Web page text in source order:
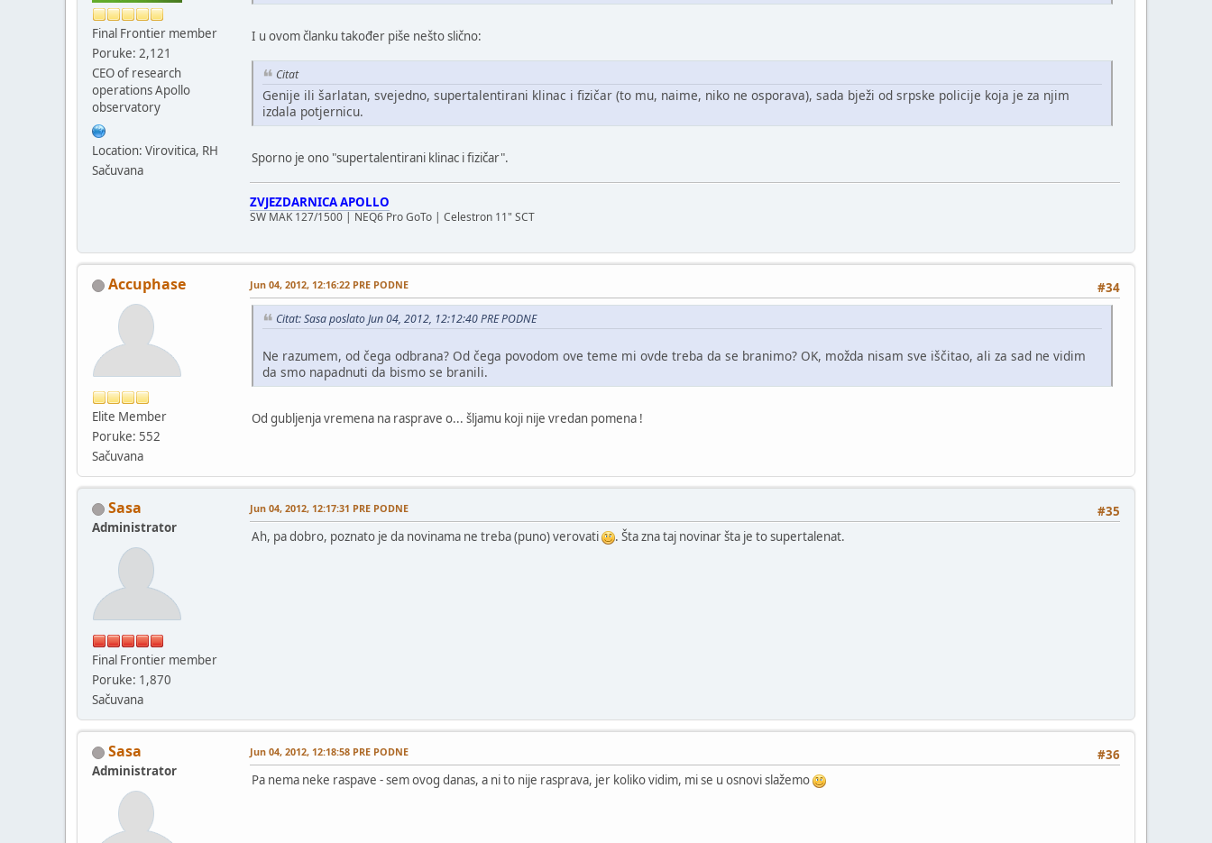
Final Frontier member
Poruke: 2,121
CEO of research
operations Apollo
observatory
Location: Virovitica, RH
Sačuvana
I u ovom članku također piše nešto slično:
Citat
Genije ili šarlatan, svejedno, supertalentirani klinac i fizičar (to mu, naime, niko ne osporava), sada bježi od srpske policije koja je za njim
izdala potjernicu.
Sporno je ono "supertalentirani klinac i fizičar".
ZVJEZDARNICA APOLLO
SW MAK 127/1500 | NEQ6 Pro GoTo | Celestron 11" SCT
Accuphase
Elite Member
Poruke: 552
Sačuvana
#34
Jun 04, 2012, 12:16:22 PRE PODNE
Citat: Sasa poslato Jun 04, 2012, 12:12:40 PRE PODNE
Ne razumem, od čega odbrana? Od čega povodom ove teme mi ovde treba da se branimo? OK, možda nisam sve iščitao, ali za sad ne vidim
da smo napadnuti da bismo se branili.
Od gubljenja vremena na rasprave o... šljamu koji nije vredan pomena !
Sasa
Administrator
Final Frontier member
Poruke: 1,870
Sačuvana
#35
Jun 04, 2012, 12:17:31 PRE PODNE
Ah, pa dobro, poznato je da novinama ne treba (puno) verovati . Šta zna taj novinar šta je to supertalenat.
Sasa
Administrator
#36
Jun 04, 2012, 12:18:58 PRE PODNE
Pa nema neke raspave - sem ovog danas, a ni to nije rasprava, jer koliko vidim, mi se u osnovi slažemo